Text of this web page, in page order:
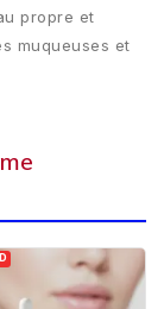
propre et
muqueuses et